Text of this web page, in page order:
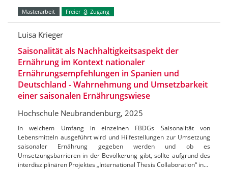
Masterarbeit Freier Zugang
Luisa Krieger
Saisonalität als Nachhaltigkeitsaspekt der
Ernährung im Kontext nationaler
Ernährungsempfehlungen in Spanien und
Deutschland - Wahrnehmung und Umsetzbarkeit
einer saisonalen Ernährungswiese
Hochschule Neubrandenburg, 2025
In welchem Umfang in einzelnen FBDGs Saisonalität von
Lebensmitteln ausgeführt wird und Hilfestellungen zur Umsetzung
saisonaler Ernährung gegeben werden und ob es
Umsetzungsbarrieren in der Bevölkerung gibt, sollte aufgrund des
interdisziplinären Projektes „International Thesis Collaboration“ in…